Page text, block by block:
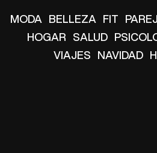
MODA BELLEZA FIT
HOGAR SALUD
VIAJES NAVIDAD